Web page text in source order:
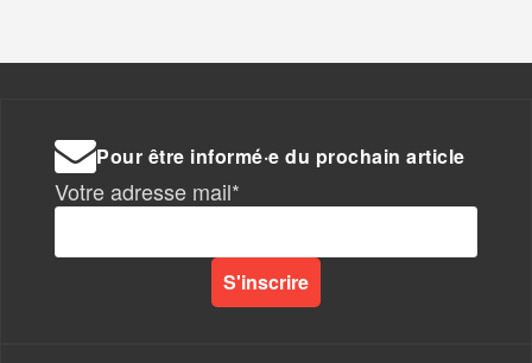
Pour être informé·e du prochain article
Votre adresse mail*